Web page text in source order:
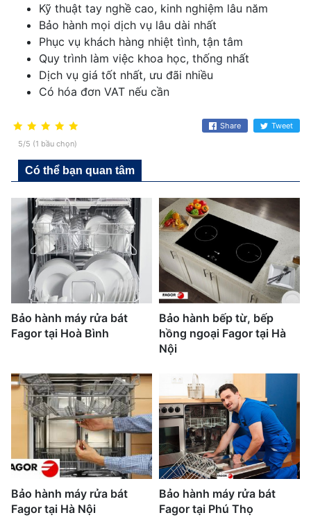
Kỹ thuật tay nghề cao, kinh nghiệm lâu năm
Bảo hành mọi dịch vụ lâu dài nhất
Phục vụ khách hàng nhiệt tình, tận tâm
Quy trình làm việc khoa học, thống nhất
Dịch vụ giá tốt nhất, ưu đãi nhiều
Có hóa đơn VAT nếu cần
5/5 (1 bầu chọn)
Share Tweet
Có thể bạn quan tâm
Bảo hành máy rửa bát
Fagor tại Hoà Bình
Bảo hành bếp từ, bếp
hồng ngoại Fagor tại Hà
Nội
Bảo hành máy rửa bát
Fagor tại Hà Nội
Bảo hành máy rửa bát
Fagor tại Phú Thọ